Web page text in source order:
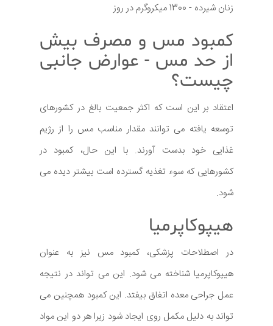
زنان شیرده - 1300 میکروگرم در روز
کمبود مس و مصرف بیش
از حد مس - عوارض جانبی
چیست؟
اعتقاد بر این است که اکثر جمعیت بالغ در کشورهای
توسعه یافته می توانند مقدار مناسب مس را از رژیم
غذایی خود بدست آورند. با این حال، کمبود در
کشورهایی که سوء تغذیه گسترده است بیشتر دیده می
شود.
هیپوکاپرمیا
در اصطلاحات پزشکی، کمبود مس نیز به عنوان
هیپوکاپرمیا شناخته می شود. این می تواند در نتیجه
عمل جراحی معده اتفاق بیفتد. این کمبود همچنین می
تواند به دلیل مکمل روی ایجاد شود زیرا هر دو این مواد